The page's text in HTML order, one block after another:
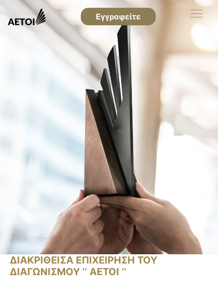
Εγγραφείτε
ΔΙΑΚΡΙΘΕΙΣΑ ΕΠΙΧΕΙΡΗΣΗ ΤΟΥ
ΔΙΑΓΩΝΙΣΜΟΥ ‘’ ΑΕΤΟΙ ‘’